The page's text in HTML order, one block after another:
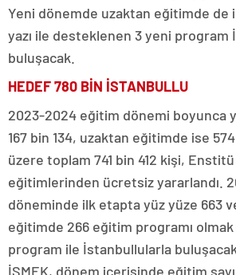
Yeni dönemde uzaktan eğitimde de
yazı ile desteklenen 3 yeni program
buluşacak.
HEDEF 780 BİN İSTANBULLU
2023-2024 eğitim dönemi boyunca
167 bin 134, uzaktan eğitimde ise
üzere toplam 741 bin 412 kişi,
eğitimlerinden ücretsiz yararlandı.
döneminde ilk etapta yüz yüze 663
eğitimde 266 eğitim programı
program ile İstanbullularla
İSMEK, dönem içerisinde eğitim